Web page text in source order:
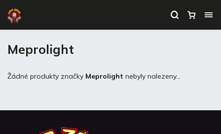
Meprolight
Žádné produkty značky Meprolight nebyly nalezeny...